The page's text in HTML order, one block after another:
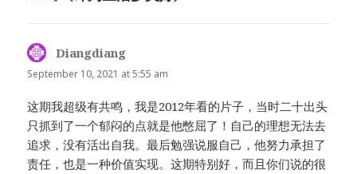
Diangdiang
September 10, 2021 at 5:55 am
这期我超级有共鸣，我是2012年看的片子，当时二十出头
只抓到了一个郁闷的点就是他憋屈了！自己的理想无法去
追求，没有活出自我。最后勉强说服自己，他努力承担了
责任，也是一种价值实现。这期特别好，而且你们说的很